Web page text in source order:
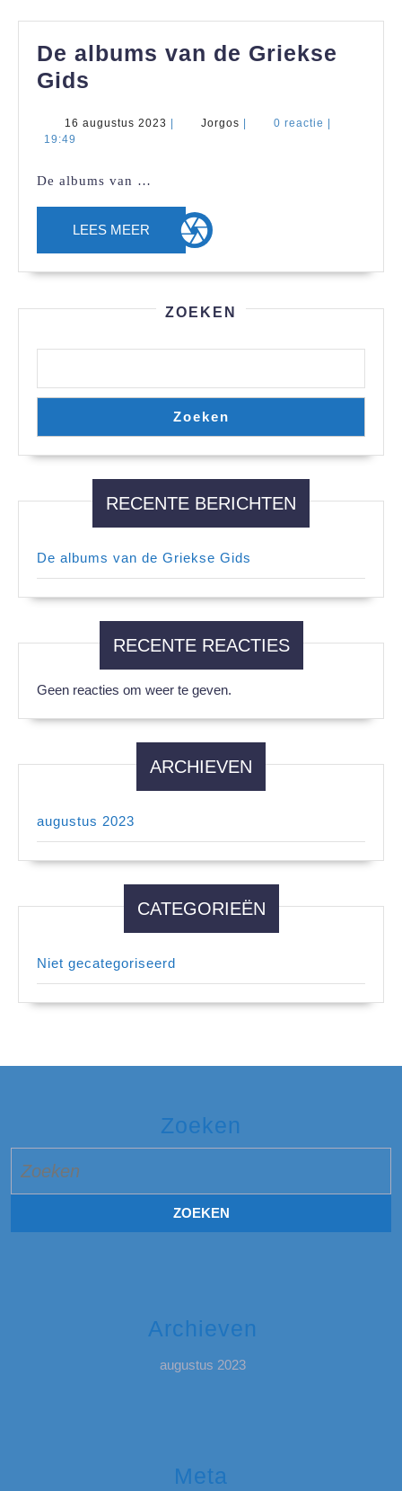
De albums van de Griekse
Gids
van
Griekse
Gids
16 augustus 2023 16
| Jorgos Jorgos
| 0 reactie |
19:49
De albums van …
LEES MEER LEES
MEER
ZOEKEN
Zoeken
RECENTE BERICHTEN
De albums van de Griekse Gids
RECENTE REACTIES
Geen reacties om weer te geven.
ARCHIEVEN
augustus 2023
CATEGORIEËN
Niet gecategoriseerd
Zoeken
naar:
Archieven
augustus 2023
Meta